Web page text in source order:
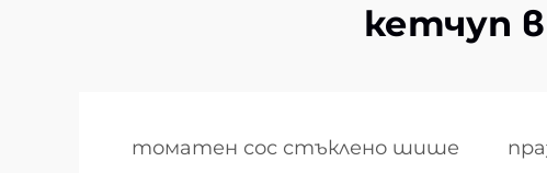
кетчуп
томатен сос стъклено шише